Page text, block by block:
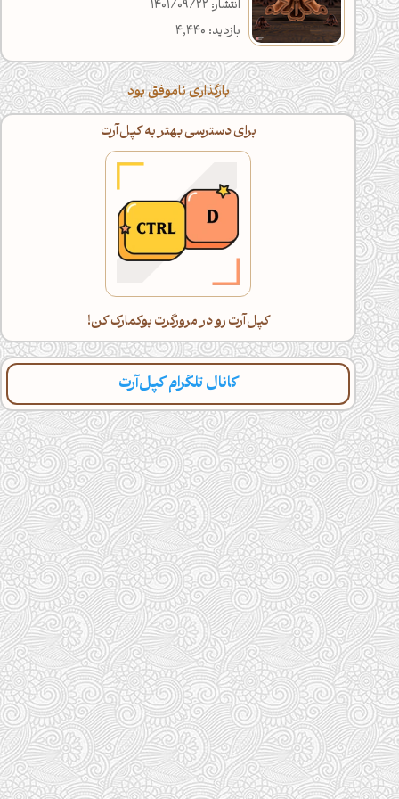
انتشار: 1401/09/22
بازدید: 4,440
بارگذاری ناموفق بود
برای دسترسی بهتر به کپل‌آرت
کپل‌آرت رو در مرورگرت بوکمارک کن!
کانال تلگرام کپل‌آرت